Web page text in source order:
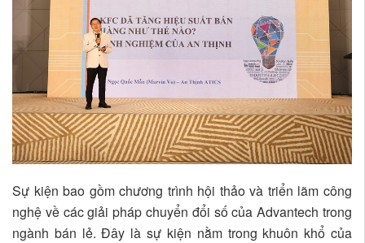
Sự kiện bao gồm chương trình hội thảo và triển lãm công
nghệ về các giải pháp chuyển đổi số của Advantech trong
ngành bán lẻ. Đây là sự kiện nằm trong khuôn khổ của